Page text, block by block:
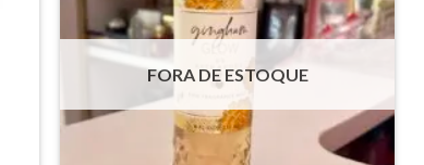
FORA DE ESTOQUE